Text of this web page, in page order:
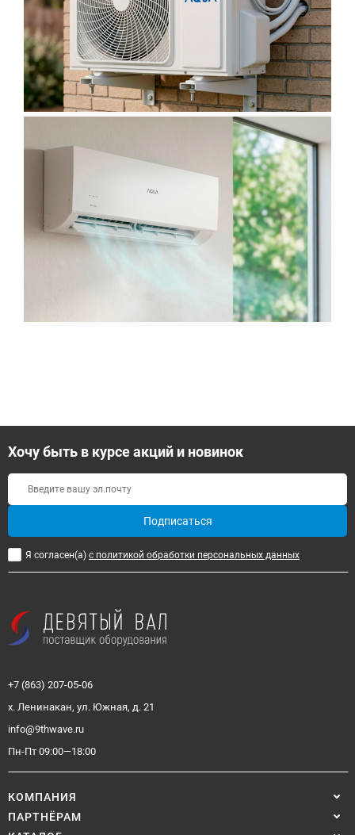
Хочу быть в курсе акций и новинок
Подписаться
Я согласен(a) с политикой обработки персональных данных
+7 (863) 207-05-06
х. Ленинакан, ул. Южная, д. 21
info@9thwave.ru
Пн-Пт 09:00—18:00
КОМПАНИЯ
ПАРТНЁРАМ